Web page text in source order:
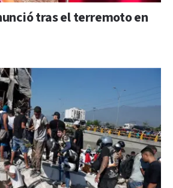
tras el terremoto en